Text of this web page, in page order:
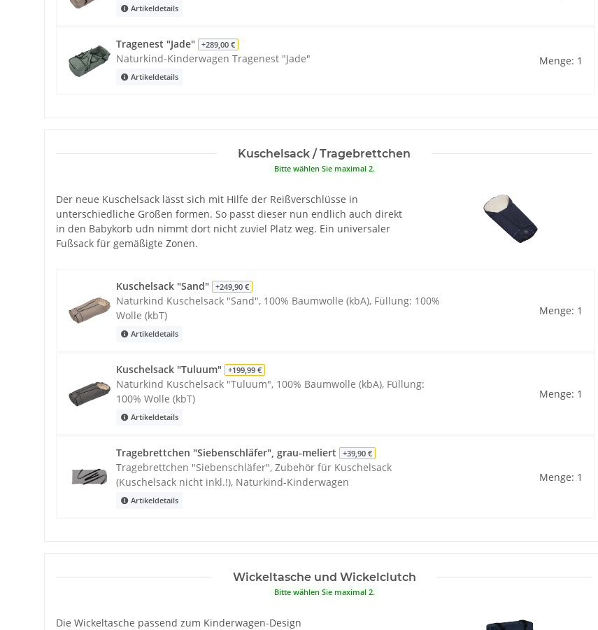
Artikeldetails
Tragenest "Jade" +289,00 €
Naturkind-Kinderwagen Tragenest "Jade"
Artikeldetails
Menge: 1
Kuschelsack / Tragebrettchen
Bitte wählen Sie maximal 2.
Der neue Kuschelsack lässt sich mit Hilfe der Reißverschlüsse in
unterschiedliche Größen formen. So passt dieser nun endlich auch direkt
in den Babykorb udn nimmt dort nicht zuviel Platz weg. Ein universaler
Fußsack für gemäßigte Zonen.
Kuschelsack "Sand" +249,90 €
Naturkind Kuschelsack "Sand", 100% Baumwolle (kbA), Füllung: 100%
Wolle (kbT)
Artikeldetails
Menge: 1
Kuschelsack "Tuluum" +199,99 €
Naturkind Kuschelsack "Tuluum", 100% Baumwolle (kbA), Füllung:
100% Wolle (kbT)
Artikeldetails
Menge: 1
Tragebrettchen "Siebenschläfer", grau-meliert +39,90 €
Tragebrettchen "Siebenschläfer", Zubehör für Kuschelsack
(Kuschelsack nicht inkl.!), Naturkind-Kinderwagen
Artikeldetails
Menge: 1
Wickeltasche und Wickelclutch
Bitte wählen Sie maximal 2.
Die Wickeltasche passend zum Kinderwagen-Design